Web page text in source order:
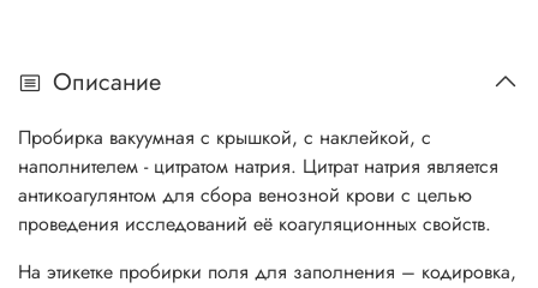
Описание
Пробирка вакуумная с крышкой, с наклейкой, с
наполнителем - цитратом натрия. Цитрат натрия является
антикоагулянтом для сбора венозной крови с целью
проведения исследований её коагуляционных свойств.
На этикетке пробирки поля для заполнения – кодировка,